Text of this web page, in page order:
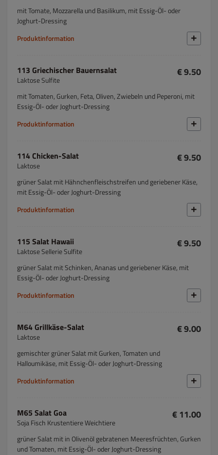
mit Tomate, Mozzarella und Basilikum, mit Essig-Öl- oder
Joghurt-Dressing
Produktinformation
113 Griechischer Bauernsalat
Laktose Sulfite
€ 9.50
mit Tomaten, Gurken, Feta, Oliven, Zwiebeln und Peperoni, mit
Essig-Öl- oder Joghurt-Dressing
Produktinformation
114 Chicken-Salat
Laktose
€ 9.50
grüner Salat mit Hähnchenfleischstreifen und geriebener Käse,
mit Essig-Öl- oder Joghurt-Dressing
Produktinformation
115 Salat Hawaii
Laktose Sellerie Sulfite
€ 9.50
grüner Salat mit Schinken, Ananas und geriebener Käse, mit
Essig-Öl- oder Joghurt-Dressing
Produktinformation
M64 Grillkäse-Salat
Laktose
€ 9.00
gemischter grüner Salat mit Gurken, Tomaten und
Halloumikäse, mit Essig-Öl- oder Joghurt-Dressing
Produktinformation
M65 Salat Goa
Soja Fisch Krustentiere Weichtiere
€ 11.00
grüner Salat mit in Olivenöl gebratenen Meeresfrüchten, Gurken
und Tomaten, mit Essig-Öl- oder Joghurt-Dressing